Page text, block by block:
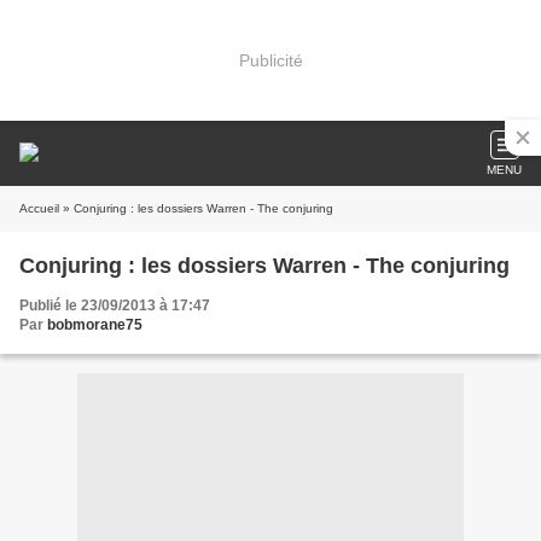
Publicité
MENU
Accueil » Conjuring : les dossiers Warren - The conjuring
Conjuring : les dossiers Warren - The conjuring
Publié le 23/09/2013 à 17:47
Par bobmorane75